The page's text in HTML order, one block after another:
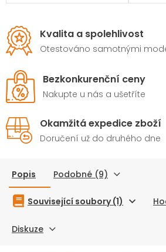
Kvalita a spolehlivost
Otestováno samotnými
Bezkonkurenční ceny
Nakupte u nás a ušetříte
Okamžitá expedice zboží
Doručení už do druhého dne
Popis Podobné (9)
Související soubory (1)
Diskuze